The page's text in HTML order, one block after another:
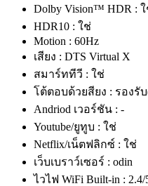
Dolby Vision™ HDR :
HDR10 : ใช่
Motion : 60Hz
เสียง : DTS Virtual X
สมาร์ททีวี : ใช่
โต้ตอบด้วยสียง : รองรั
Andriod เวอร์ชัน : -
Youtube/ยูทูบ : ใช่
Netflix/เน็ตฟลิกซ์ : ใช่
เว็บเบราว์เซอร์ : odin
ไวไฟ WiFi Built-in : 2.4/